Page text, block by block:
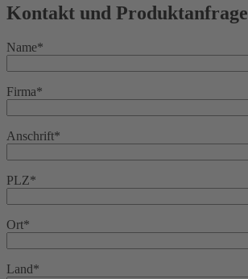
Kontakt und Produktanfrage
Name*
Firma*
Anschrift*
PLZ*
Ort*
Land*